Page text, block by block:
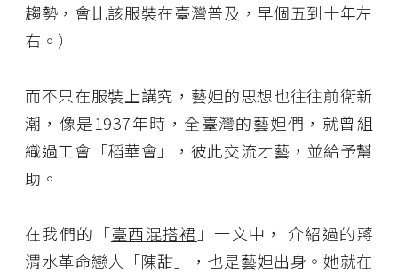
趨勢，會比該服裝在臺灣普及，早個五到十年左
右。）
而不只在服裝上講究，藝妲的思想也往往前衛新
潮，像是1937年時，全臺灣的藝妲們，就曾組
織過工會「稻華會」，彼此交流才藝，並給予幫
助。
在我們的「臺西混搭裙 」一文中， 介紹過的蔣
渭水革命戀人「陳甜」，也是藝妲出身。她就在